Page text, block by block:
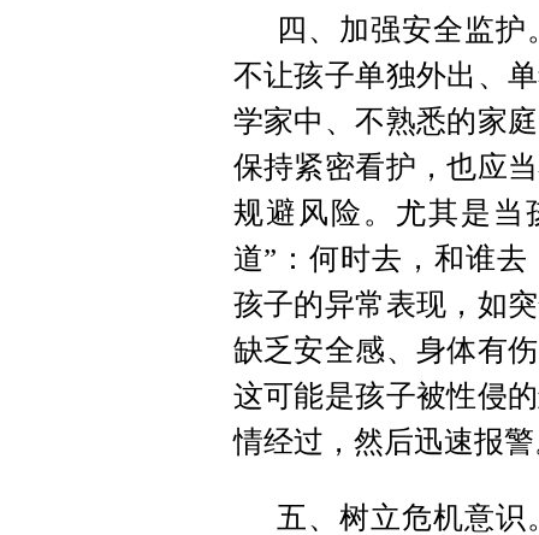
四、加强安全监
不让孩子单独外出、
学家中、不熟悉的家
保持紧密看护，也应
规避风险。尤其是当
道”：何时去，和谁
孩子的异常表现，如
缺乏安全感、身体有
这可能是孩子被性侵
情经过，然后迅速报
五、树立危机意